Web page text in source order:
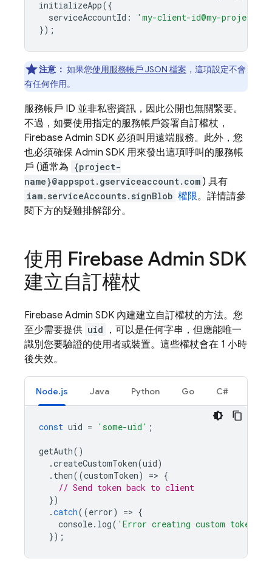
initializeApp({
serviceAccountId :
'my-client-id@my-project-
});
注意： 如果您使用服務帳戶 JSON 檔案 ，這項設定不會
有任何作用。
服務帳戶 ID 並非私密資訊，因此公開也無關緊要。
不過，如要使用指定的服務帳戶簽署自訂權杖，
Firebase Admin SDK 必須叫用遠端服務。此外，您
也必須確保 Admin SDK 用來發出這項呼叫的服務帳
戶 (通常為 {project-
name}@appspot.gserviceaccount.com ) 具有
iam.serviceAccounts.signBlob 權限。詳情請參
閱下方的疑難排解部分。
使用 Firebase Admin SDK
建立自訂權杖
Firebase Admin SDK 內建建立自訂權杖的方法。您
至少需要提供 uid
，可以是任何字串，但應能唯一
識別您要驗證的使用者或裝置。這些權杖會在 1 小時
後失效。
Node.js Java Python Go C#
const uid = 'some-uid' ;
getAuth()
.createCustomToken(uid)
. then((customToken) => {
// Send token back to client
})
.catch((error) => {
console. log( 'Error creating custom token:'
});